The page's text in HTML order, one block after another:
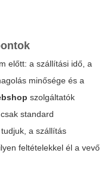
előtt: a szállítási idő, a
minősége és a
szolgáltatók
standard
a szállítás
feltételekkel él a vevő